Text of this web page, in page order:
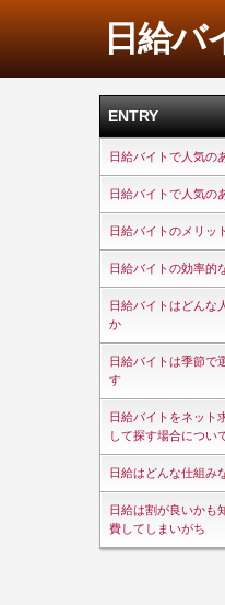
日給バ
ENTRY
日給バイトで人気の
日給バイトで人気の
日給バイトのメリッ
日給バイトの効率的
日給バイトはどんな
か
日給バイトは季節で
す
日給バイトをネット
して探す場合につい
日給はどんな仕組み
日給は割が良いかも
費してしまいがち